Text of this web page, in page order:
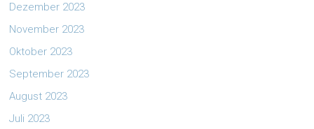
Dezember 2023
November 2023
Oktober 2023
September 2023
August 2023
Juli 2023